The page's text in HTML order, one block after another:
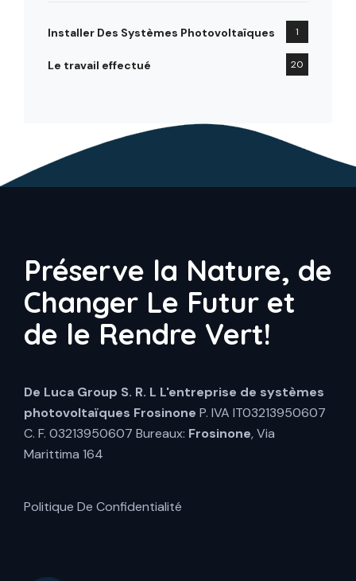
Installer Des Systèmes Photovoltaïques 1
Le travail effectué 20
Préserve la Nature, de
Changer Le Futur et
de le Rendre Vert!
De Luca Group S. R. L L'entreprise de systèmes
photovoltaïques Frosinone P. IVA IT03213950607
C. F. 03213950607 Bureaux: Frosinone, Via
Marittima 164
Politique De Confidentialité